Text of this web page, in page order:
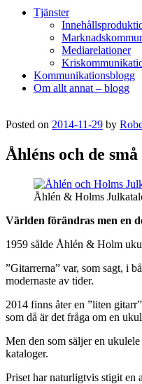
Tjänster
Mediarelationer
Kommunikationsblogg
Om allt annat – blogg
Posted on 2014-11-29 by
Åhléns och de
Åhlén & Holms
Världen förändras men en
1959 sålde Åhlén & Holm
”Gitarrerna” var, som sagt, i
modernaste av tider.
2014 finns åter en ”liten
som då är det fråga om en
Men den som säljer en
kataloger.
Priset har naturligtvis stigit en